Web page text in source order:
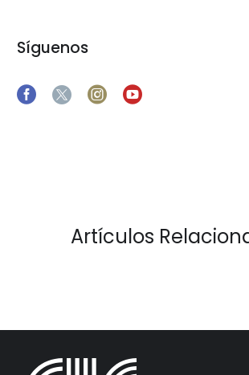
Síguenos
Artículos